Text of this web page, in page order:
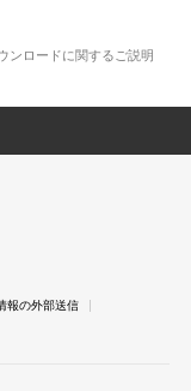
ンロードに関するご説明
りますが、本サイト
らかじめご了承くだ
容を変更する場合が
ない場合があります
報の外部送信